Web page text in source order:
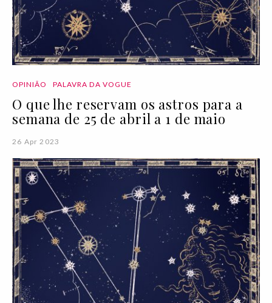
OPINIÃO PALAVRA DA VOGUE
O que lhe reservam os astros para a
semana de 25 de abril a 1 de maio
26 Apr 2023